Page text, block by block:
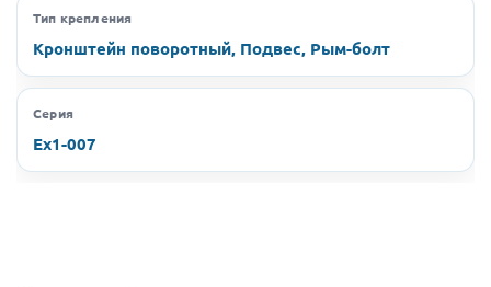
Тип крепления
Кронштейн поворотный, Подвес, Рым-болт
Серия
Ex1-007